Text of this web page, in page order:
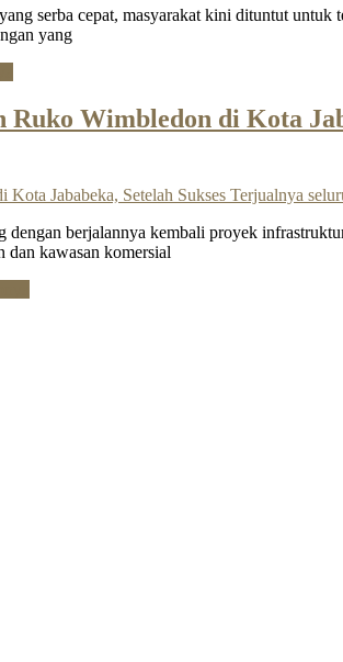
serba cepat, masyarakat kini dituntut untuk
yang
Wimbledon di Kota
berjalannya kembali proyek
kawasan komersial